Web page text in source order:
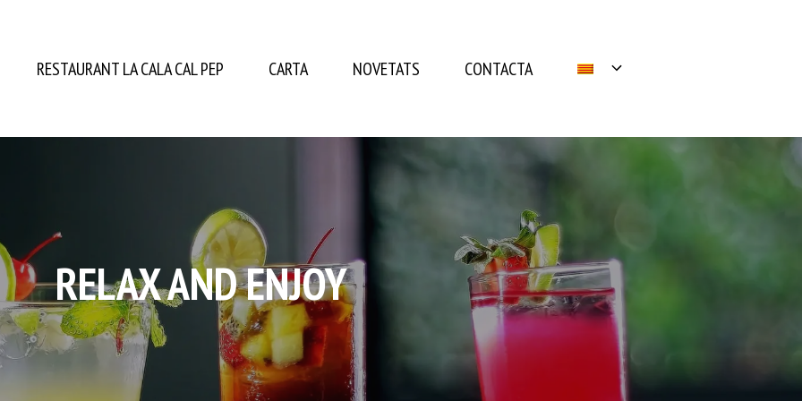
RESTAURANT LA CALA CAL PEP CARTA NOVETATS CONTACTA
RELAX AND ENJOY